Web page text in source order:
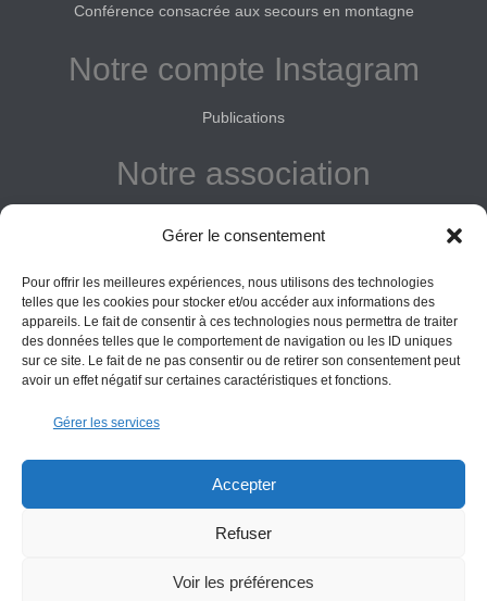
Gérer le consentement
Pour offrir les meilleures expériences, nous utilisons des technologies
telles que les cookies pour stocker et/ou accéder aux informations des
appareils. Le fait de consentir à ces technologies nous permettra de traiter
des données telles que le comportement de navigation ou les ID uniques
sur ce site. Le fait de ne pas consentir ou de retirer son consentement peut
avoir un effet négatif sur certaines caractéristiques et fonctions.
Gérer les services
Accepter
Refuser
Voir les préférences
Conférence consacrée aux secours en montagne
Notre compte Instagram
Publications
Notre association
Donner
Vos obligations
informations données sur ce site le sont à titre indicatif et la
ne saurait être engagée. Il appartient au visiteur de suivre
les règles de sécurité en vigueur.
Contact